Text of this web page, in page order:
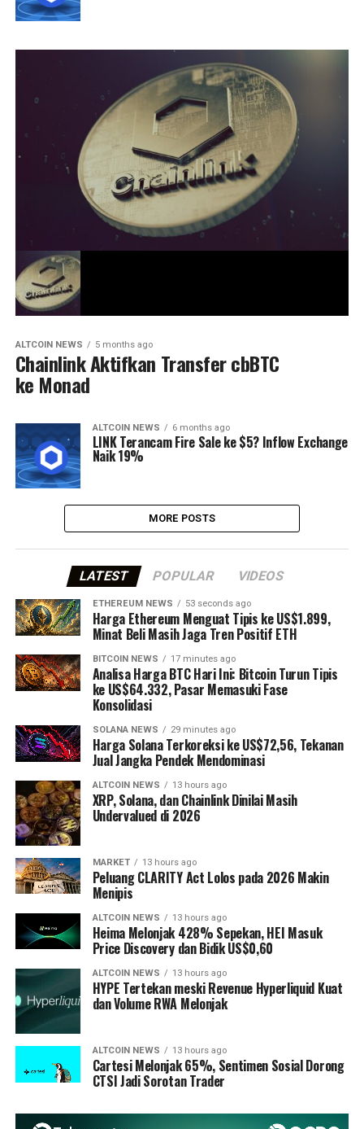
ALTCOIN NEWS 5 months ago
Chainlink Aktifkan Transfer cbBTC
ke Monad
ALTCOIN NEWS 6 months ago
LINK Terancam Fire Sale ke $5? Inflow Exchange
Naik 19%
MORE POSTS
LATEST POPULAR VIDEOS
ETHEREUM NEWS 53 seconds ago
Harga Ethereum Menguat Tipis ke US$1.899,
Minat Beli Masih Jaga Tren Positif ETH
BITCOIN NEWS 17 minutes ago
Analisa Harga BTC Hari Ini: Bitcoin Turun Tipis
ke US$64.332, Pasar Memasuki Fase
Konsolidasi
SOLANA NEWS 29 minutes ago
Harga Solana Terkoreksi ke US$72,56, Tekanan
Jual Jangka Pendek Mendominasi
ALTCOIN NEWS 13 hours ago
XRP, Solana, dan Chainlink Dinilai Masih
Undervalued di 2026
MARKET 13 hours ago
Peluang CLARITY Act Lolos pada 2026 Makin
Menipis
ALTCOIN NEWS 13 hours ago
Heima Melonjak 428% Sepekan, HEI Masuk
Price Discovery dan Bidik US$0,60
ALTCOIN NEWS 13 hours ago
HYPE Tertekan meski Revenue Hyperliquid Kuat
dan Volume RWA Melonjak
ALTCOIN NEWS 13 hours ago
Cartesi Melonjak 65%, Sentimen Sosial Dorong
CTSI Jadi Sorotan Trader